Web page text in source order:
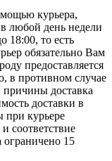
курьера,
любой день недели
18:00, то есть
обязательно Вам
предоставляется
в противном случае
причины доставка
доставки в
при курьере
соответствие
ограничено 15